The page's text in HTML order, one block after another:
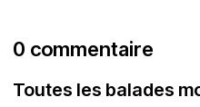
0 commentaire
Toutes les balades